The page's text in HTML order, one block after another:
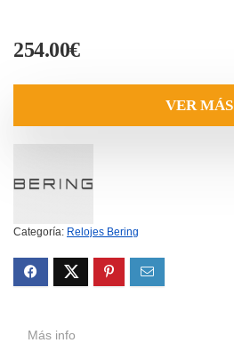
254.00€
VER MÁS
Categoría: Relojes Bering
Más info